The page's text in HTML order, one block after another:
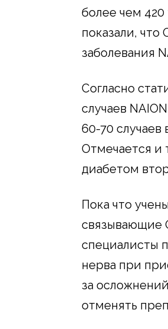
более чем 420
показали,
заболевания
Согласно
случаев
60-70 случаев
Отмечается и
диабетом
Пока что
связывающие
специалисты
нерва при
за
отменять